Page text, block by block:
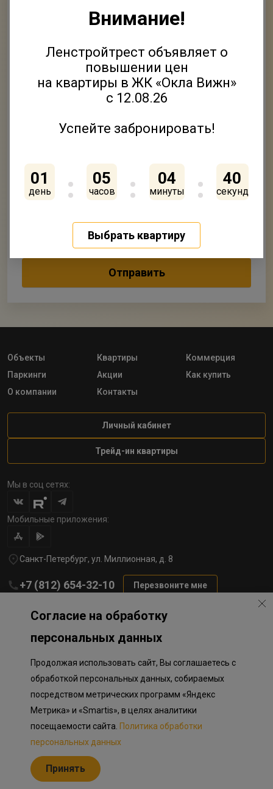
Приложить файлы
Приложить файлы
ФАЙЛ
Нажимая кнопку «Отправить» вы подтверждаете своё
согласие на
обработку персональных данных
Согласен на получение
Объекты Квартиры
Коммерция
Паркинги
Акции
Как купить
О компании
Контакты
Личный кабинет
Трейд-ин квартиры
Мы в соц сетях:
Мобильные приложения:
Санкт-Петербург, ул. Миллионная, д. 8
+7 (812) 654-32-10 Перезвоните мне
Политика обработки персональных данных
Информация о плановом направлении средств
на строительство соц.объектов в Окле
Приложение к программе лояльности
Разработка сайта «Пикмедиа»
Информация, представленная на сайте, носит исключительно
ознакомительный характер, не является публичной офертой,
Российской Федерации. Представленные изображения объектов
долевого строительства носят предварительный ознакомительный
характер и могут отличаться от фактических проектных решений,
Внимание!
Ленстройтрест объявляет о
повышении цен
на квартиры в ЖК «Окла Вижн»
с 12.08.26
Успейте забронировать!
01
день
05
часов
04
минуты
40
секунд
Выбрать квартиру
Согласие на обработку
персональных данных
Продолжая использовать сайт, Вы соглашаетесь с
обработкой персональных данных, собираемых
посредством метрических программ «Яндекс
Метрика» и «Smartis», в целях аналитики
посещаемости сайта. Политика обработки
персональных данных
Принять